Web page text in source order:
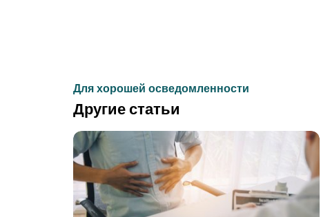
Для хорошей осведомленности
Другие статьи